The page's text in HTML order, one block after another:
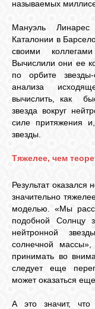
называемых
Мануэль Линарес
Каталонии в
своими
Вычислили они ее
по орбите звезды-
анализа
вычислить, как
звезда вокруг
силе притяжения
звезды.
Тяжелее, чем
Результат
значительно
моделью. «Мы
подобной Солнцу
нейтронной
солнечной
принимать во
следует еще
может оказаться
А это значит, что